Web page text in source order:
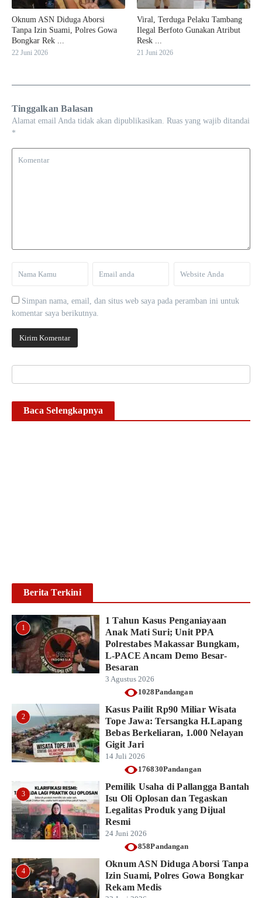
Oknum ASN Diduga Aborsi
Tanpa Izin Suami, Polres Gowa
Bongkar Rek ...
22 Juni 2026
Viral, Terduga Pelaku Tambang
Ilegal Berfoto Gunakan Atribut
Resk ...
21 Juni 2026
Tinggalkan Balasan
Alamat email Anda tidak akan dipublikasikan. Ruas yang wajib ditandai
*
Simpan nama, email, dan situs web saya pada peramban ini untuk
komentar saya berikutnya.
Baca Selengkapnya
Berita Terkini
1
1 Tahun Kasus Penganiayaan
Anak Mati Suri; Unit PPA
Polrestabes Makassar Bungkam,
L-PACE Ancam Demo Besar-
Besaran
3 Agustus 2026
1028Pandangan
2
Kasus Pailit Rp90 Miliar Wisata
Tope Jawa: Tersangka H.Lapang
Bebas Berkeliaran, 1.000 Nelayan
Gigit Jari
14 Juli 2026
176830Pandangan
3
Pemilik Usaha di Pallangga Bantah
Isu Oli Oplosan dan Tegaskan
Legalitas Produk yang Dijual
Resmi
24 Juni 2026
858Pandangan
4
Oknum ASN Diduga Aborsi Tanpa
Izin Suami, Polres Gowa Bongkar
Rekam Medis